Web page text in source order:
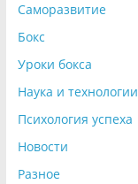
Саморазвитие
Бокс
Уроки бокса
Наука и технологии
Психология успеха
Новости
Разное